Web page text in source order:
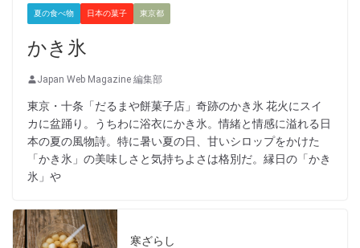
夏の食べ物 日本の菓子 東京都
かき氷
Japan Web Magazine 編集部
東京・十条「だるまや餅菓子店」奇跡のかき氷 花火にスイ
カに盆踊り。うちわに浴衣にかき氷。情緒と情感に溢れる日
本の夏の風物詩。特に暑い夏の日、甘いシロップをかけた
「かき氷」の美味しさと気持ちよさは格別だ。縁日の「かき
氷」や
寒ざらし